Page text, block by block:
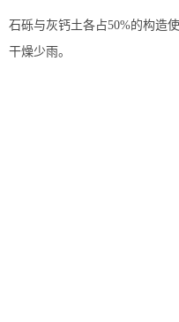
石砾与灰钙土各占50%的构造
干燥少雨。